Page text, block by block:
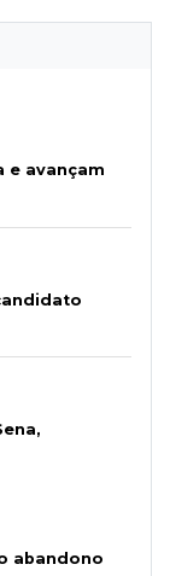
e avançam
abandono